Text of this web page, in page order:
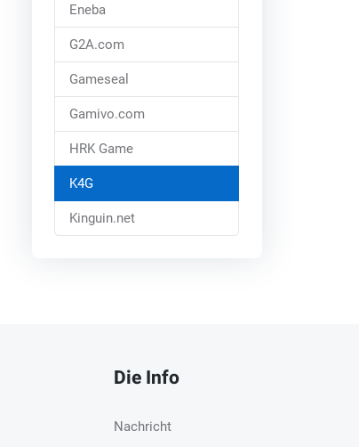
Eneba
G2A.com
Gameseal
Gamivo.com
HRK Game
K4G
Kinguin.net
Die Info
Nachricht